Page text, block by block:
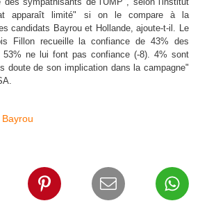
apparaît limité" si on le compare à la
candidats Bayrou et Hollande, ajoute-t-il. Le
Fillon recueille la confiance de 43% des
53% ne lui font pas confiance (-8). 4% sont
doute de son implication dans la campagne"